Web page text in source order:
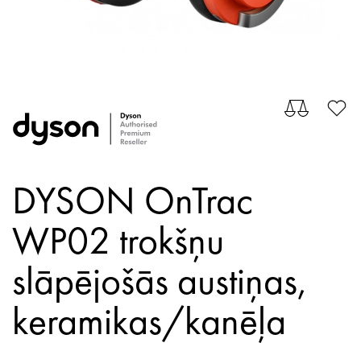
DYSON OnTrac
WP02 trokšņu
slāpējošās austiņas,
keramikas/kanēļa